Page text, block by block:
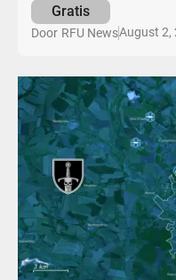
Gratis
Door RFU NewsAugust 2,